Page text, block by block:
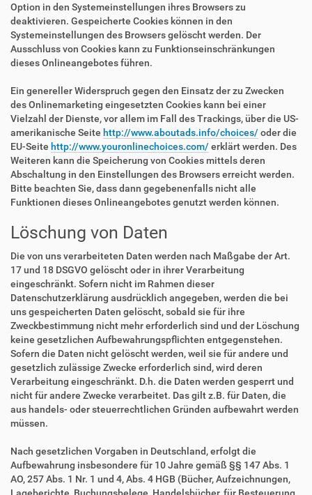
Option in den Systemeinstellungen ihres Browsers zu
deaktivieren. Gespeicherte Cookies können in den
Systemeinstellungen des Browsers gelöscht werden. Der
Ausschluss von Cookies kann zu Funktionseinschränkungen
dieses Onlineangebotes führen.
Ein genereller Widerspruch gegen den Einsatz der zu Zwecken
des Onlinemarketing eingesetzten Cookies kann bei einer
Vielzahl der Dienste, vor allem im Fall des Trackings, über die US-
amerikanische Seite http://www.aboutads.info/choices/ oder die
EU-Seite http://www.youronlinechoices.com/ erklärt werden. Des
Weiteren kann die Speicherung von Cookies mittels deren
Abschaltung in den Einstellungen des Browsers erreicht werden.
Bitte beachten Sie, dass dann gegebenenfalls nicht alle
Funktionen dieses Onlineangebotes genutzt werden können.
Löschung von Daten
Die von uns verarbeiteten Daten werden nach Maßgabe der Art.
17 und 18 DSGVO gelöscht oder in ihrer Verarbeitung
eingeschränkt. Sofern nicht im Rahmen dieser
Datenschutzerklärung ausdrücklich angegeben, werden die bei
uns gespeicherten Daten gelöscht, sobald sie für ihre
Zweckbestimmung nicht mehr erforderlich sind und der Löschung
keine gesetzlichen Aufbewahrungspflichten entgegenstehen.
Sofern die Daten nicht gelöscht werden, weil sie für andere und
gesetzlich zulässige Zwecke erforderlich sind, wird deren
Verarbeitung eingeschränkt. D.h. die Daten werden gesperrt und
nicht für andere Zwecke verarbeitet. Das gilt z.B. für Daten, die
aus handels- oder steuerrechtlichen Gründen aufbewahrt werden
müssen.
Nach gesetzlichen Vorgaben in Deutschland, erfolgt die
Aufbewahrung insbesondere für 10 Jahre gemäß §§ 147 Abs. 1
AO, 257 Abs. 1 Nr. 1 und 4, Abs. 4 HGB (Bücher, Aufzeichnungen,